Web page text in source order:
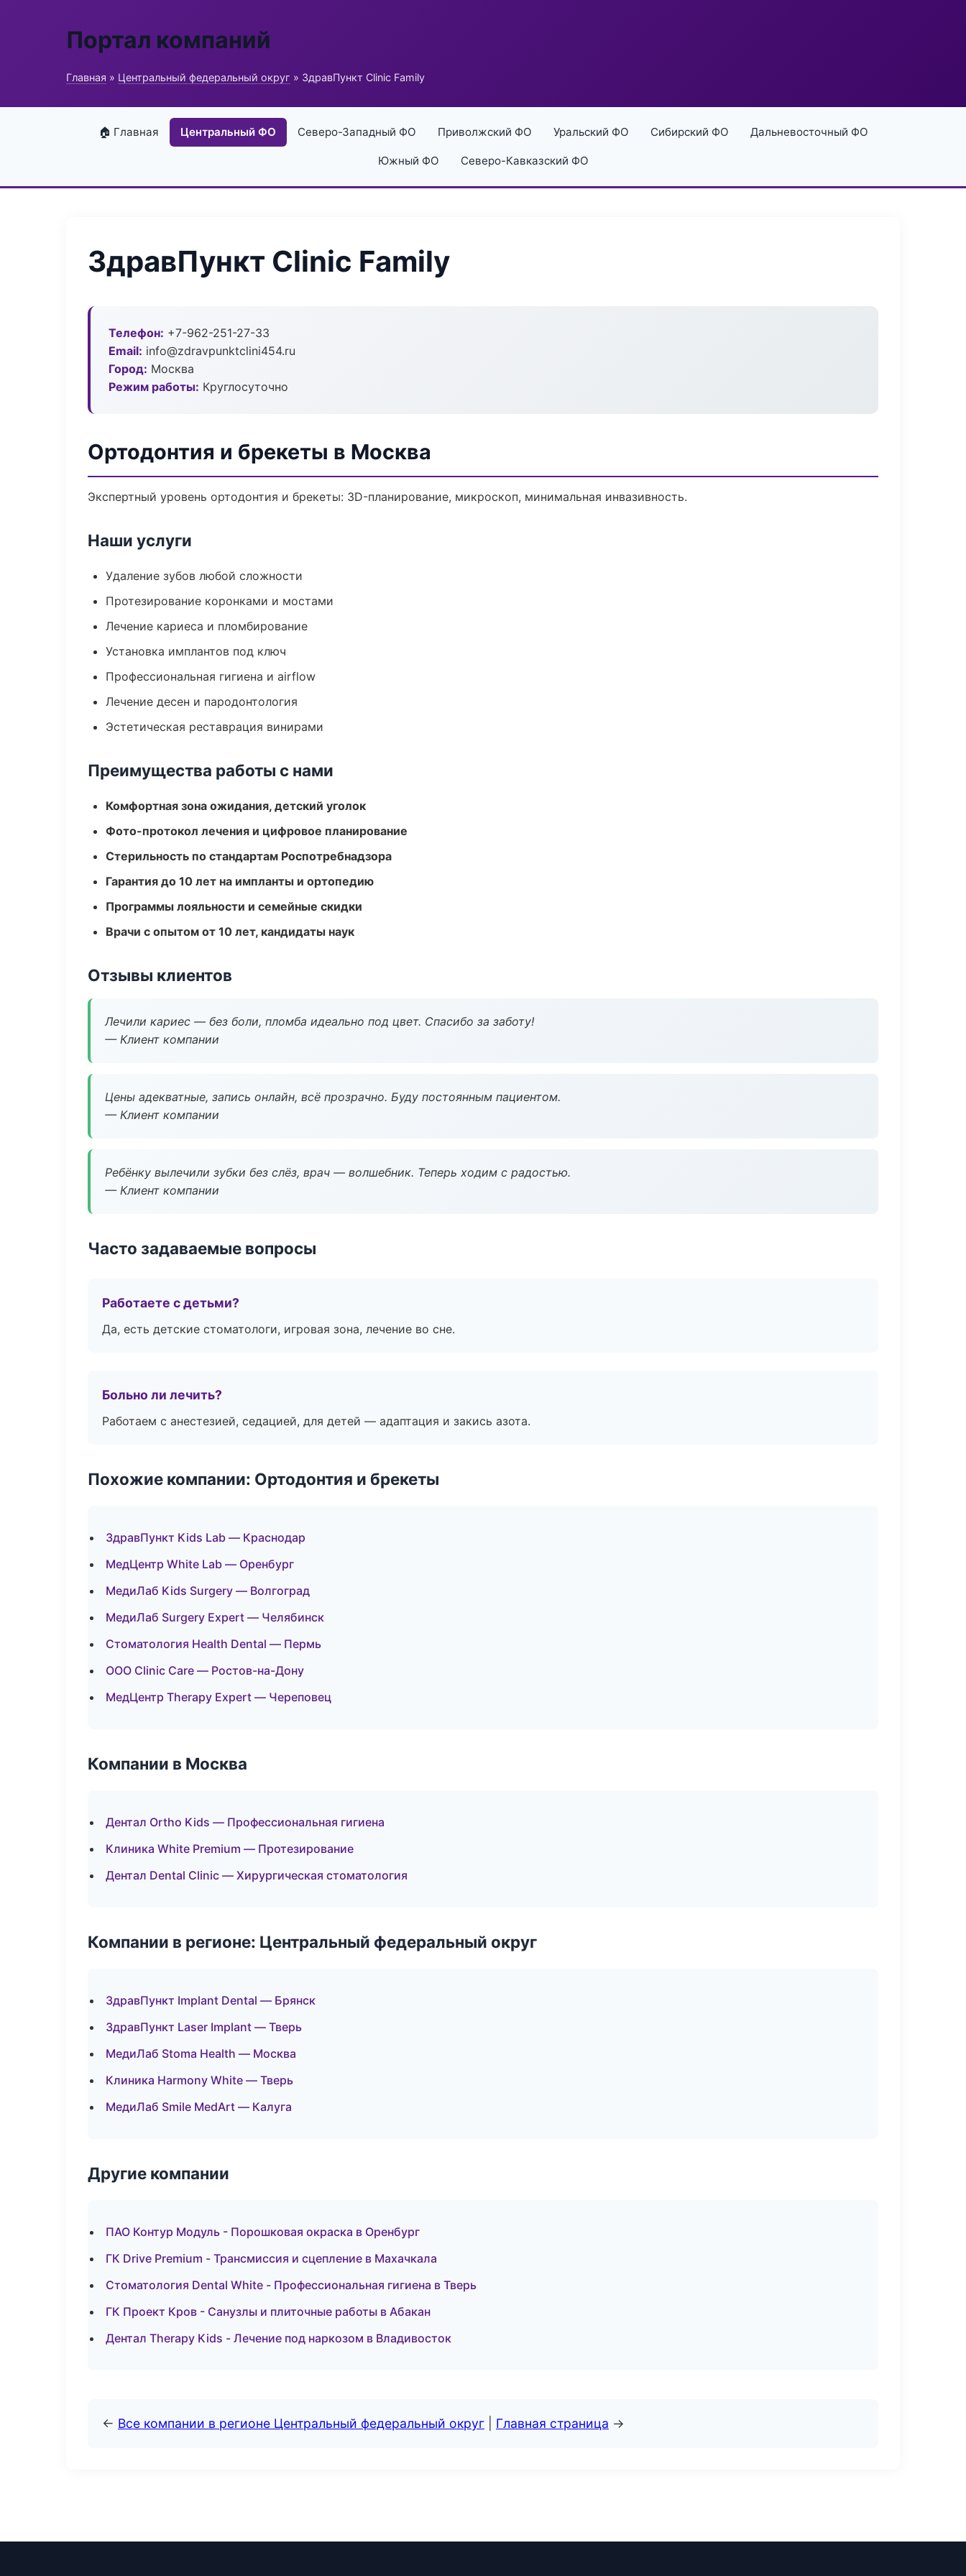
Портал компаний
Главная » Центральный федеральный округ » ЗдравПункт Clinic Family
🏠 Главная Центральный ФО Северо-Западный ФО Приволжский ФО Уральский ФО Сибирский ФО Дальневосточный ФО
Южный ФО Северо-Кавказский ФО
ЗдравПункт Clinic Family
Телефон: +7-962-251-27-33
Email: info@zdravpunktclini454.ru
Город: Москва
Режим работы: Круглосуточно
Ортодонтия и брекеты в Москва
Экспертный уровень ортодонтия и брекеты: 3D-планирование, микроскоп, минимальная инвазивность.
Наши услуги
Удаление зубов любой сложности
Протезирование коронками и мостами
Лечение кариеса и пломбирование
Установка имплантов под ключ
Профессиональная гигиена и airflow
Лечение десен и пародонтология
Эстетическая реставрация винирами
Преимущества работы с нами
Комфортная зона ожидания, детский уголок
Фото-протокол лечения и цифровое планирование
Стерильность по стандартам Роспотребнадзора
Гарантия до 10 лет на импланты и ортопедию
Программы лояльности и семейные скидки
Врачи с опытом от 10 лет, кандидаты наук
Отзывы клиентов
Лечили кариес — без боли, пломба идеально под цвет. Спасибо за заботу!
— Клиент компании
Цены адекватные, запись онлайн, всё прозрачно. Буду постоянным пациентом.
— Клиент компании
Ребёнку вылечили зубки без слёз, врач — волшебник. Теперь ходим с радостью.
— Клиент компании
Часто задаваемые вопросы
Работаете с детьми?
Да, есть детские стоматологи, игровая зона, лечение во сне.
Больно ли лечить?
Работаем с анестезией, седацией, для детей — адаптация и закись азота.
Похожие компании: Ортодонтия и брекеты
ЗдравПункт Kids Lab — Краснодар
МедЦентр White Lab — Оренбург
МедиЛаб Kids Surgery — Волгоград
МедиЛаб Surgery Expert — Челябинск
Стоматология Health Dental — Пермь
ООО Clinic Care — Ростов-на-Дону
МедЦентр Therapy Expert — Череповец
Компании в Москва
Дентал Ortho Kids — Профессиональная гигиена
Клиника White Premium — Протезирование
Дентал Dental Clinic — Хирургическая стоматология
Компании в регионе: Центральный федеральный округ
ЗдравПункт Implant Dental — Брянск
ЗдравПункт Laser Implant — Тверь
МедиЛаб Stoma Health — Москва
Клиника Harmony White — Тверь
МедиЛаб Smile MedArt — Калуга
Другие компании
ПАО Контур Модуль - Порошковая окраска в Оренбург
ГК Drive Premium - Трансмиссия и сцепление в Махачкала
Стоматология Dental White - Профессиональная гигиена в Тверь
ГК Проект Кров - Санузлы и плиточные работы в Абакан
Дентал Therapy Kids - Лечение под наркозом в Владивосток
← Все компании в регионе Центральный федеральный округ Главная страница →